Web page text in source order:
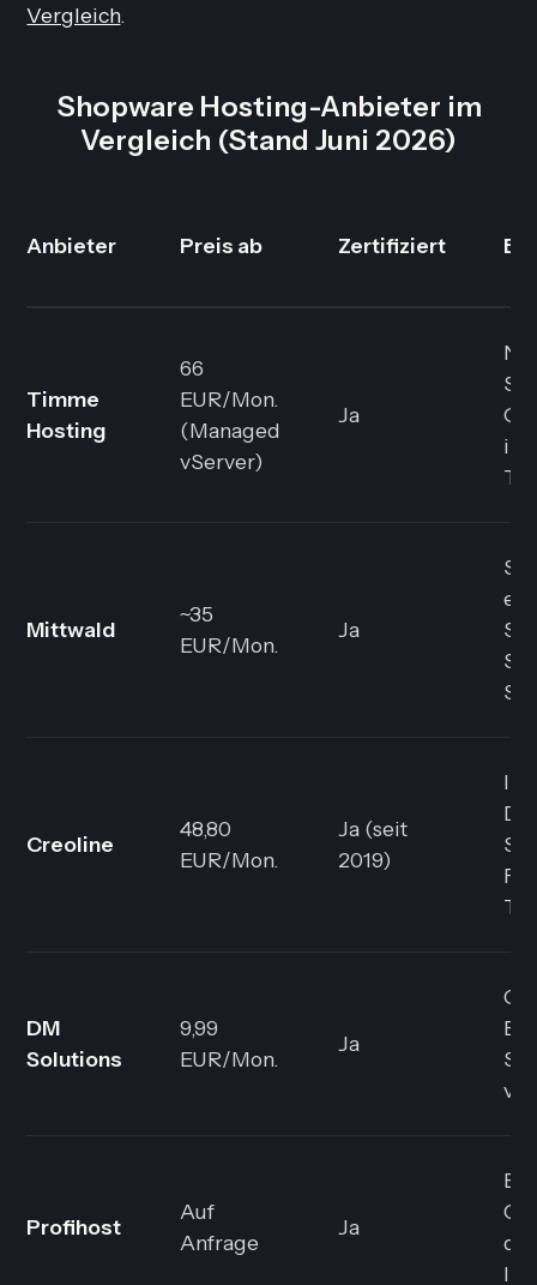
Vergleich.
Shopware Hosting-Anbieter im
Vergleich (Stand Juni 2026)
Anbieter Preis ab Zertifiziert
Timme
Hosting
66
EUR/Mon.
(Managed
vServer)
Ja
Mittwald
~35
EUR/Mon.
Ja
Creoline
48,80
EUR/Mon.
Ja (seit
2019)
DM
Solutions
9,99
EUR/Mon.
Ja
Profihost
Auf
Anfrage
Ja